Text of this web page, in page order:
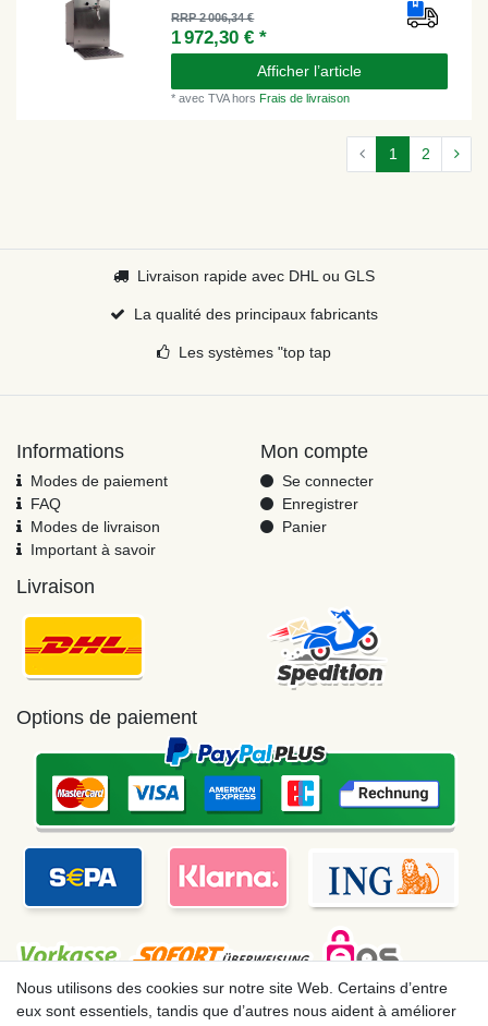
RRP 2 006,34 €
1 972,30 € *
Afficher l’article
*avec TVAhors Frais de livraison
1 2
Livraison rapide avec DHL ou GLS
La qualité des principaux fabricants
Les systèmes "top tap
Informations
Modes de paiement
FAQ
Modes de livraison
Important à savoir
Mon compte
Se connecter
Enregistrer
Panier
Livraison
Options de paiement
Nous utilisons des cookies sur notre site Web. Certains d’entre
eux sont essentiels, tandis que d’autres nous aident à améliorer